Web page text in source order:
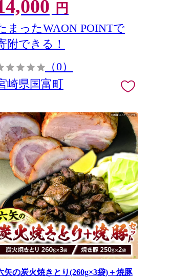
円
まったWAON POINTで
附できる！
（0）
崎県国富町
矢の炭火焼きとり(260g×3袋)＋焼豚